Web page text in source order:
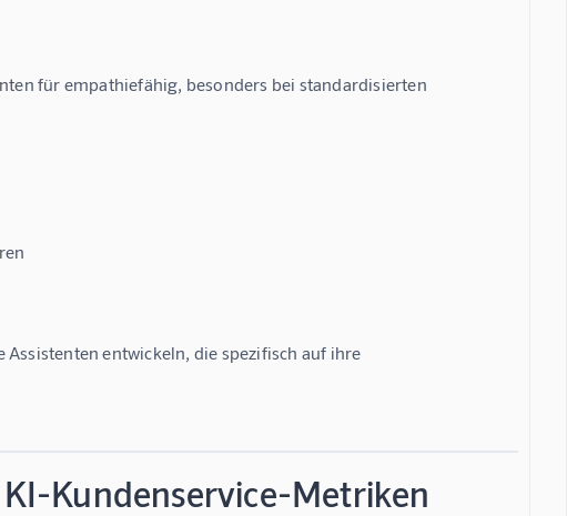
für empathiefähig, besonders bei standardisierten
entwickeln, die spezifisch auf ihre
Kundenservice-Metriken